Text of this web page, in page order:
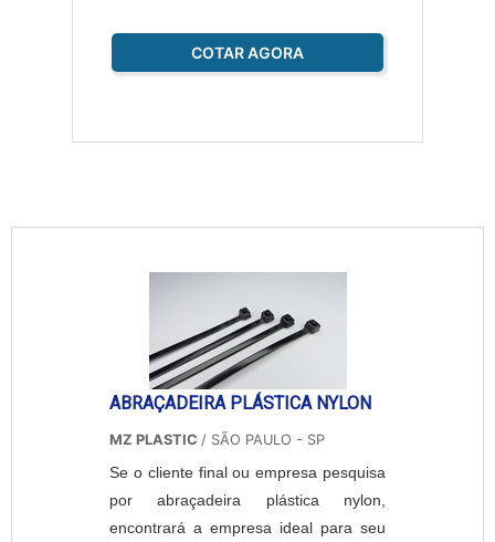
COTAR AGORA
ABRAÇADEIRA PLÁSTICA NYLON
MZ PLASTIC / SÃO PAULO - SP
Se o cliente final ou empresa pesquisa
por abraçadeira plástica nylon,
encontrará a empresa ideal para seu